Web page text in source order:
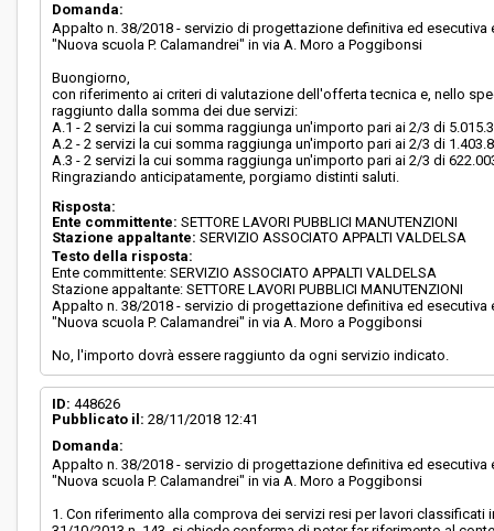
Domanda:
Appalto n. 38/2018 - servizio di progettazione definitiva ed
"Nuova scuola P. Calamandrei" in via A. Moro a Poggibonsi
Buongiorno,
con riferimento ai criteri di valutazione dell'offerta tecnica e, nello
raggiunto dalla somma dei due servizi:
A.1 - 2 servizi la cui somma raggiunga un'importo pari ai 2/3 di
A.2 - 2 servizi la cui somma raggiunga un'importo pari ai 2/3 di
A.3 - 2 servizi la cui somma raggiunga un'importo pari ai 2/3 di
Ringraziando anticipatamente, porgiamo distinti saluti.
Risposta:
Ente committente: SETTORE LAVORI PUBBLICI MANUTENZIONI
Stazione appaltante: SERVIZIO ASSOCIATO APPALTI VALDELSA
Testo della risposta:
Ente committente: SERVIZIO ASSOCIATO APPALTI VALDELSA
Stazione appaltante: SETTORE LAVORI PUBBLICI MANUTENZIONI
Appalto n. 38/2018 - servizio di progettazione definitiva ed
"Nuova scuola P. Calamandrei" in via A. Moro a Poggibonsi
No, l'importo dovrà essere raggiunto da ogni servizio indicato.
ID: 448626
Pubblicato il: 28/11/2018 12:41
Domanda:
Appalto n. 38/2018 - servizio di progettazione definitiva ed
"Nuova scuola P. Calamandrei" in via A. Moro a Poggibonsi
1. Con riferimento alla comprova dei servizi resi per lavori classificati